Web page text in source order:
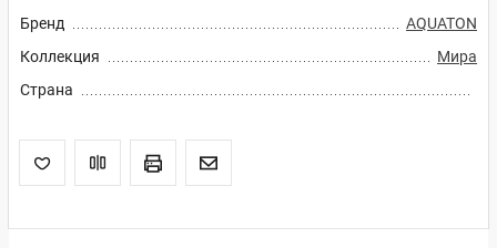
Бренд
AQUATON
Коллекция
Мира
Страна